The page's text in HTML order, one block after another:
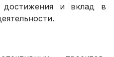
достижения и вклад в